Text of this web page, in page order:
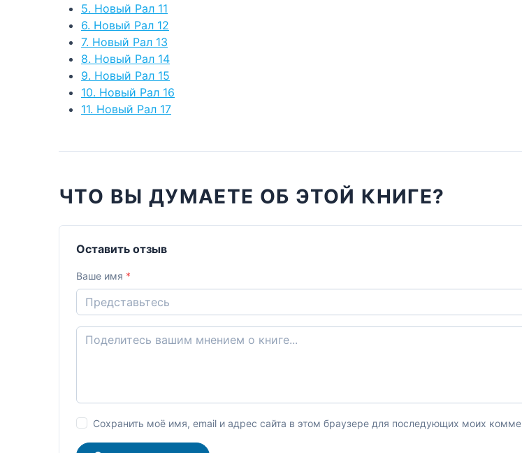
5. Новый Рал 11
6. Новый Рал 12
7. Новый Рал 13
8. Новый Рал 14
9. Новый Рал 15
10. Новый Рал 16
11. Новый Рал 17
ЧТО ВЫ ДУМАЕТЕ ОБ ЭТОЙ КНИГЕ?
Оставить отзыв
Ваше имя *
Сохранить моё имя, email и адрес сайта в этом браузере для последующих моих